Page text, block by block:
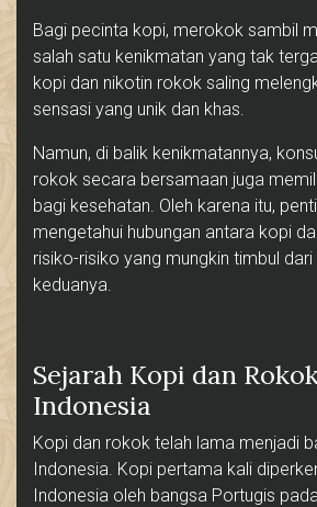
Bagi pecinta kopi, merokok sambil
salah satu kenikmatan yang tak
kopi dan nikotin rokok saling
sensasi yang unik dan khas.
Namun, di balik kenikmatannya,
rokok secara bersamaan juga
bagi kesehatan. Oleh karena itu,
mengetahui hubungan antara kopi
risiko-risiko yang mungkin timbul
keduanya.
Sejarah Kopi dan
Indonesia
Kopi dan rokok telah lama menjadi
Indonesia. Kopi pertama kali
Indonesia oleh bangsa Portugis